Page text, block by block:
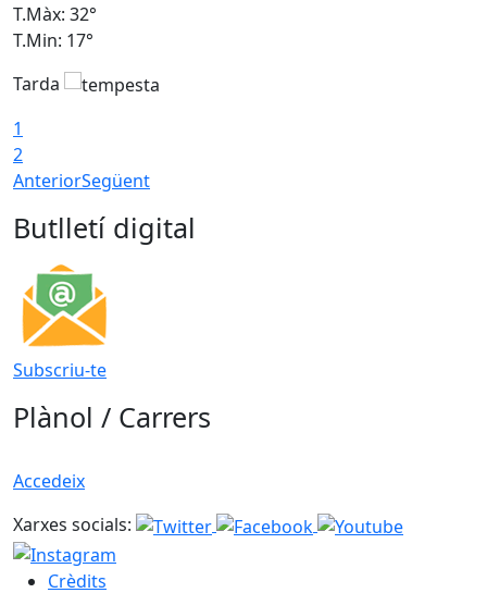
T.Màx: 32°
T.Min: 17°
Tarda
1
2
AnteriorSegüent
Butlletí digital
Subscriu-te
Plànol / Carrers
Accedeix
Xarxes socials:
Crèdits